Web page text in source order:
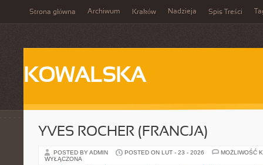
Strona główna Archiwum Kraków Nadzieja Spis Treści
KOWALSKA
YVES ROCHER (FRANCJA)
POSTED BY ADMIN POSTED ON LUT - 23 - 2026
MOŻLIWOŚĆ
WYŁĄCZONA